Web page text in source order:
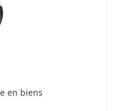
en biens